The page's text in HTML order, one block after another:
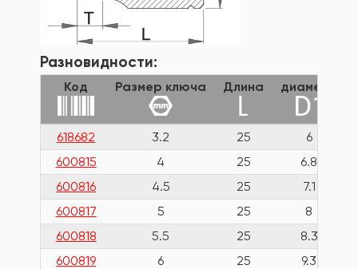
Разновидности:
Код Размер ключа Длина диаметр
618682 3.2 25
6
600815
4 25
6.8
600816
4.5 25
7.1
600817
5 25
8
600818
5.5 25
8.3
600819
6 25
9.3